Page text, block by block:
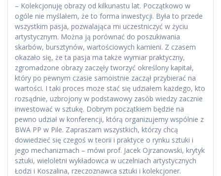
– Kolekcjonuję obrazy od kilkunastu lat. Początkowo w
ogóle nie myślałem, że to forma inwestycji. Była to przede
wszystkim pasja, pozwalająca mi uczestniczyć w życiu
artystycznym. Można ją porównać do poszukiwania
skarbów, bursztynów, wartościowych kamieni. Z czasem
okazało się, że ta pasja ma także wymiar praktyczny,
zgromadzone obrazy zaczęły tworzyć określony kapitał,
który po pewnym czasie samoistnie zaczął przybierać na
wartości. I taki proces może stać się udziałem każdego, kto
rozsądnie, uzbrojony w podstawowy zasób wiedzy zacznie
inwestować w sztukę. Dobrym początkiem będzie na
pewno udział w konferencji, którą organizujemy wspólnie z
BWA PP w Pile. Zapraszam wszystkich, którzy chcą
dowiedzieć się czegoś w teorii i praktyce o rynku sztuki i
jego mechanizmach – mówi prof. Jacek Ojrzanowski, krytyk
sztuki, wieloletni wykładowca w uczelniach artystycznych
Łodzi i Koszalina, rzeczoznawca sztuki i kolekcjoner.